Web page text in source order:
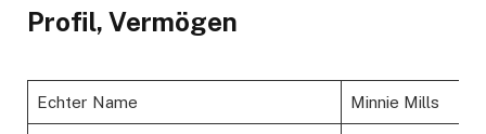
Profil, Vermögen
Echter Name Minnie Mills